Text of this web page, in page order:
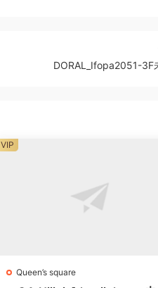
DORAL_Ifopa2051-3F
Queen’s square
VIP